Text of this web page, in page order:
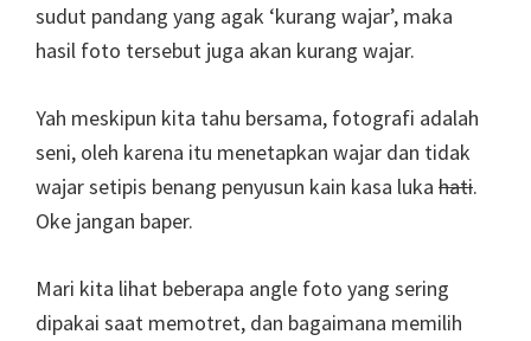
sudut pandang yang agak ‘kurang wajar’, maka
hasil foto tersebut juga akan kurang wajar.
Yah meskipun kita tahu bersama, fotografi adalah
seni, oleh karena itu menetapkan wajar dan tidak
wajar setipis benang penyusun kain kasa luka hati.
Oke jangan baper.
Mari kita lihat beberapa angle foto yang sering
dipakai saat memotret, dan bagaimana memilih